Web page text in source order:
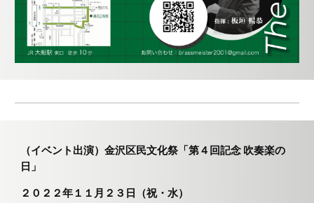
（イベント出演）金沢区民文化祭「第４回記念 吹奏楽の
日」
２０２２年１１月２３日（祝・水）